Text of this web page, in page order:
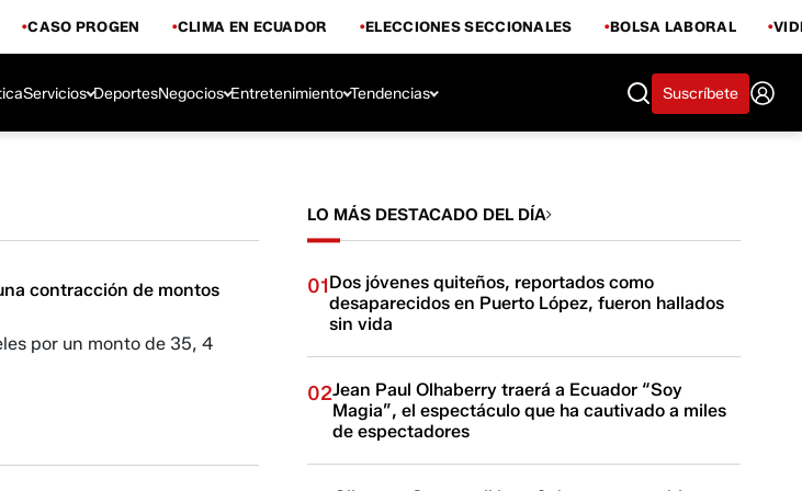
CASO PROGEN CLIMA EN ECUADOR ELECCIONES SECCIONALES BOLSA LABORAL
Servicios DeportesNegocios Entretenimiento Tendencias Suscríbete
contracción de montos
por un monto de 35, 4
LO MÁS DESTACADO DEL DÍA
01Dos jóvenes quiteños, reportados como
desaparecidos en Puerto López, fueron hallados
sin vida
02Jean Paul Olhaberry traerá a Ecuador “Soy
Magia”, el espectáculo que ha cautivado a miles
de espectadores